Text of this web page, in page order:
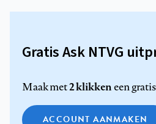
Gratis Ask NTVG
Maak met2 klikkeneen
ACCOUNT AANMAKEN